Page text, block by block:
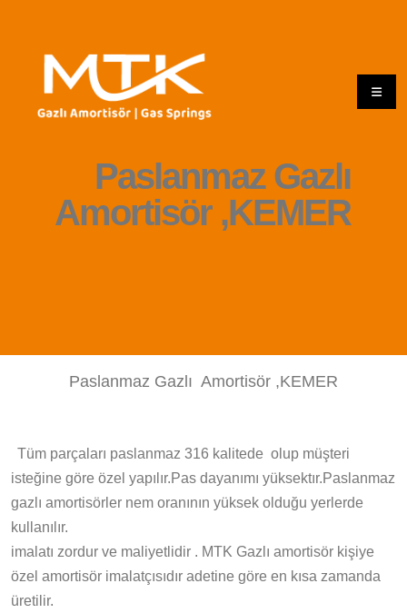
Paslanmaz Gazlı
Amortisör ,KEMER
Paslanmaz Gazlı Amortisör ,KEMER
Tüm parçaları paslanmaz 316 kalitede olup müşteri
isteğine göre özel yapılır.Pas dayanımı yüksektır.Paslanmaz
gazlı amortisörler nem oranının yüksek olduğu yerlerde
kullanılır.
imalatı zordur ve maliyetlidir . MTK Gazlı amortisör kişiye
özel amortisör imalatçısıdır adetine göre en kısa zamanda
üretilir.